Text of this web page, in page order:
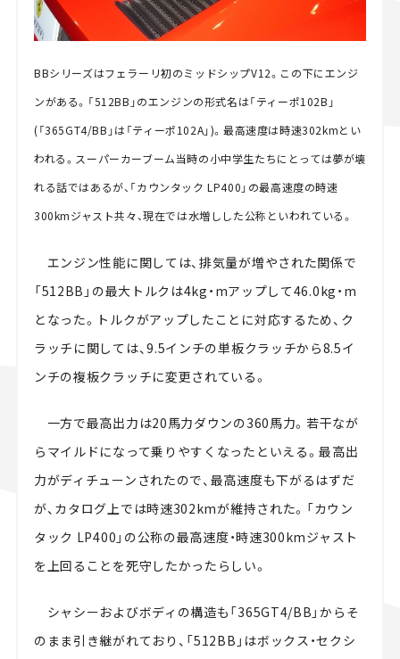
BBシリーズはフェラーリ初のミッドシップV12。この下にエンジ
ンがある。「512BB」のエンジンの形式名は「ティーポ102B」
(「365GT4/BB」は「ティーポ102A」)。最高速度は時速302kmとい
われる。スーパーカーブーム当時の小中学生たちにとっては夢が壊
れる話ではあるが、「カウンタック LP400」の最高速度の時速
300kmジャスト共々、現在では水増しした公称といわれている。
エンジン性能に関しては、排気量が増やされた関係で
「512BB」の最大トルクは4kg・mアップして46.0kg・m
となった。トルクがアップしたことに対応するため、ク
ラッチに関しては、9.5インチの単板クラッチから8.5イ
ンチの複板クラッチに変更されている。
一方で最高出力は20馬力ダウンの360馬力。若干なが
らマイルドになって乗りやすくなったといえる。最高出
力がディチューンされたので、最高速度も下がるはずだ
が、カタログ上では時速302kmが維持された。「カウン
タック LP400」の公称の最高速度・時速300kmジャスト
を上回ることを死守したかったらしい。
シャシーおよびボディの構造も「365GT4/BB」からそ
のまま引き継がれており、「512BB」はボックス・セクシ